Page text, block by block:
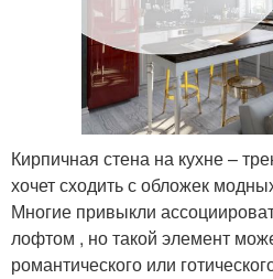
Кирпичная стена на кухне –
хочет сходить с обложек
Многие привыкли
лофтом , но такой элемент
романтического или